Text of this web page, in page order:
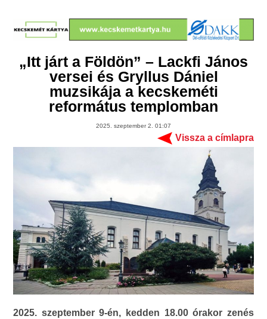
„Itt járt a Földön” – Lackfi János
versei és Gryllus Dániel
muzsikája a kecskeméti
református templomban
2025. szeptember 2. 01:07
Vissza a címlapra
2025. szeptember 9-én, kedden 18.00 órakor zenés